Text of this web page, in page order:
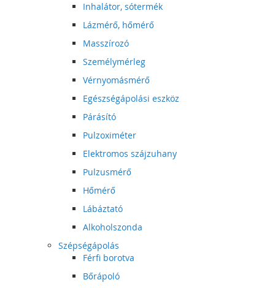
Inhalátor, sótermék
Lázmérő, hőmérő
Masszírozó
Személymérleg
Vérnyomásmérő
Egészségápolási eszköz
Párásító
Pulzoximéter
Elektromos szájzuhany
Pulzusmérő
Hőmérő
Lábáztató
Alkoholszonda
Szépségápolás
Férfi borotva
Bőrápoló